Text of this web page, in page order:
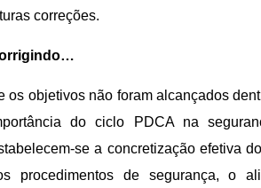
correções.
os objetivos não foram alcançados
do ciclo PDCA na
se a concretização efetiva
procedimentos de segurança, o